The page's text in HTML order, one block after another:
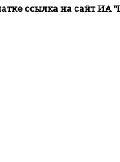
ссылка на сайт ИА